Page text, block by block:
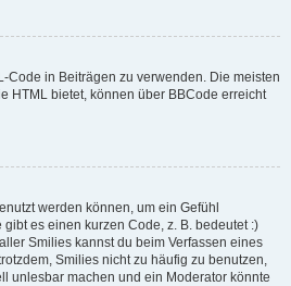
Code in Beiträgen zu verwenden. Die meisten
HTML bietet, können über BBCode erreicht
werden können, um ein Gefühl
es einen kurzen Code, z. B. bedeutet :)
Smilies kannst du beim Verfassen eines
Smilies nicht zu häufig zu benutzen,
unlesbar machen und ein Moderator könnte